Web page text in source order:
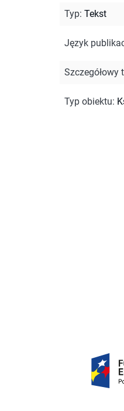
Typ: Tekst
Język
Szczegółowy
Typ obiektu: